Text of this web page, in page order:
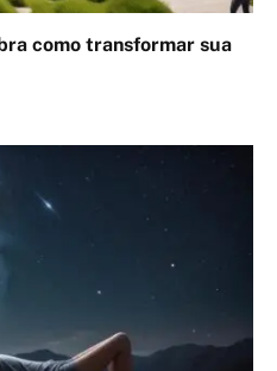
como transformar sua